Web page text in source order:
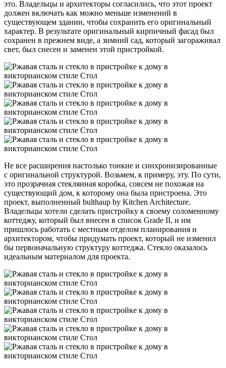
это. Владельцы и архитекторы согласились, что этот проект
должен включать как можно меньше изменений в
существующем здании, чтобы сохранить его оригинальный
характер. В результате оригинальный кирпичный фасад был
сохранен в прежнем виде, а зимний сад, который загораживал
свет, был снесен и заменен этой пристройкой.
Не все расширения настолько тонкие и синхронизированные
с оригинальной структурой. Возьмем, к примеру, эту. По сути,
это прозрачная стеклянная коробка, совсем не похожая на
существующий дом, к которому она была пристроена. Это
проект, выполненный bulthaup by Kitchen Architecture.
Владельцы хотели сделать пристройку к своему соломенному
коттеджу, который был внесен в список Grade II, и им
пришлось работать с местным отделом планирования и
архитектором, чтобы придумать проект, который не изменил
бы первоначальную структуру коттеджа. Стекло оказалось
идеальным материалом для проекта.